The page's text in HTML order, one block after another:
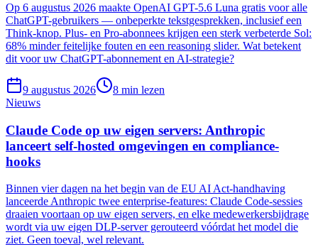
Op 6 augustus 2026 maakte OpenAI GPT-5.6 Luna gratis voor alle
ChatGPT-gebruikers — onbeperkte tekstgesprekken, inclusief een
Think-knop. Plus- en Pro-abonnees krijgen een sterk verbeterde Sol:
68% minder feitelijke fouten en een reasoning slider. Wat betekent
dit voor uw ChatGPT-abonnement en AI-strategie?
9 augustus 2026 8 min lezen
Nieuws
Claude Code op uw eigen servers: Anthropic
lanceert self-hosted omgevingen en compliance-
hooks
Binnen vier dagen na het begin van de EU AI Act-handhaving
lanceerde Anthropic twee enterprise-features: Claude Code-sessies
draaien voortaan op uw eigen servers, en elke medewerkersbijdrage
wordt via uw eigen DLP-server gerouteerd vóórdat het model die
ziet. Geen toeval, wel relevant.